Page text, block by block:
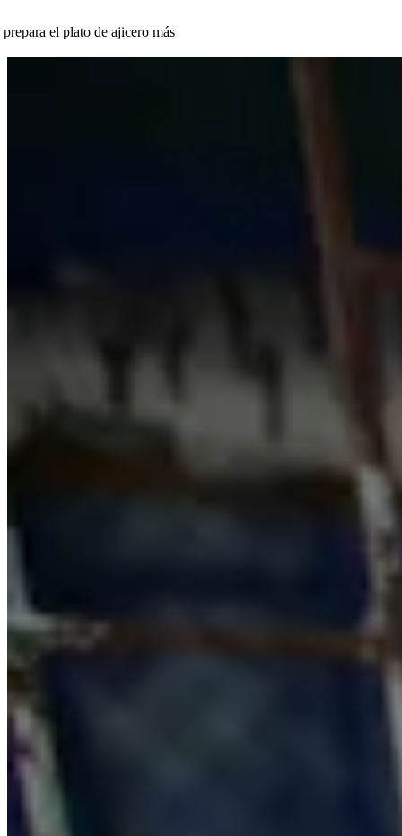
el plato de ajicero más